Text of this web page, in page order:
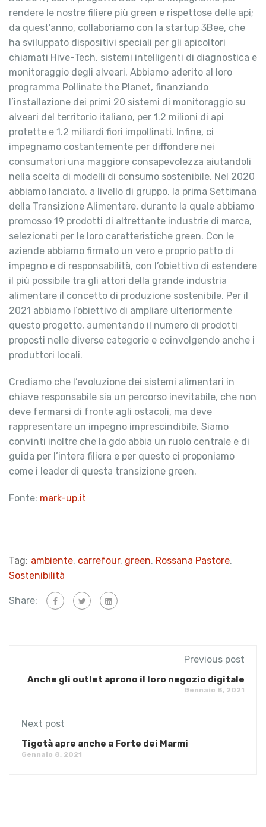
rendere le nostre filiere più green e rispettose delle api;
da quest’anno, collaboriamo con la startup 3Bee, che
ha sviluppato dispositivi speciali per gli apicoltori
chiamati Hive-Tech, sistemi intelligenti di diagnostica e
monitoraggio degli alveari. Abbiamo aderito al loro
programma Pollinate the Planet, finanziando
l’installazione dei primi 20 sistemi di monitoraggio su
alveari del territorio italiano, per 1.2 milioni di api
protette e 1.2 miliardi fiori impollinati. Infine, ci
impegnamo costantemente per diffondere nei
consumatori una maggiore consapevolezza aiutandoli
nella scelta di modelli di consumo sostenibile. Nel 2020
abbiamo lanciato, a livello di gruppo, la prima Settimana
della Transizione Alimentare, durante la quale abbiamo
promosso 19 prodotti di altrettante industrie di marca,
selezionati per le loro caratteristiche green. Con le
aziende abbiamo firmato un vero e proprio patto di
impegno e di responsabilità, con l’obiettivo di estendere
il più possibile tra gli attori della grande industria
alimentare il concetto di produzione sostenibile. Per il
2021 abbiamo l’obiettivo di ampliare ulteriormente
questo progetto, aumentando il numero di prodotti
proposti nelle diverse categorie e coinvolgendo anche i
produttori locali.
Crediamo che l’evoluzione dei sistemi alimentari in
chiave responsabile sia un percorso inevitabile, che non
deve fermarsi di fronte agli ostacoli, ma deve
rappresentare un impegno imprescindibile. Siamo
convinti inoltre che la gdo abbia un ruolo centrale e di
guida per l’intera filiera e per questo ci proponiamo
come i leader di questa transizione green.
Fonte: mark-up.it
Tag: ambiente, carrefour, green, Rossana Pastore,
Sostenibilità
Share:
Previous post
Anche gli outlet aprono il loro negozio digitale
Gennaio 8, 2021
Next post
Tigotà apre anche a Forte dei Marmi
Gennaio 8, 2021